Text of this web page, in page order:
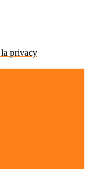
privacy